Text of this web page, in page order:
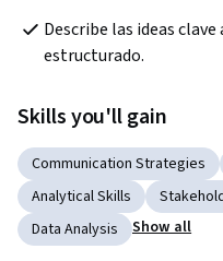
Describe las ideas
estructurado.
Skills you'll gain
Communication Strategies
Analytical Skills
Data Analysis
Show all